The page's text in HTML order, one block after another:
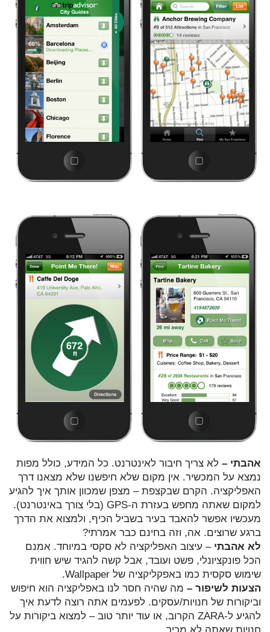
אהבתי – לא צריך חיבור לאינטרנט. כל המידע, כולל מפות
נמצא על המכשיר. אין מקום שלא חיפשנו שלא מצאנו דרך
האפליקציה. הקרם שבקצפת – מצפן שמכוון אותך איך להגיע
למקום שאתה מחפש בעזרת ה-GPS (בלי צורך באינטרנט).
מעכשיו אפשר להאבד בעיר בשביל הכיף, ולמצוא את הדרך
ברגע שרוצים. אה, וזה בחינם כבר אמרתי?
לא אהבתי – עיצוב האפליקציה לא סקסי במיוחד. אמנם
הכל פונקציונלי, פשט ועובד, אבל קשה להגיד שיש חווית
שימוש סקסית כמו באפקליקציה של Wallpaper.
הצעות לשיפור – מה שהיה חסר לנו באפליקציה הוא חיפוש
וביקורות של חנויות/עסקים. לפעמים אתה רוצה לדעת איך
להגיע ל-ZARA הקרוב, או עוד יותר טוב – למצוא ביקורות על